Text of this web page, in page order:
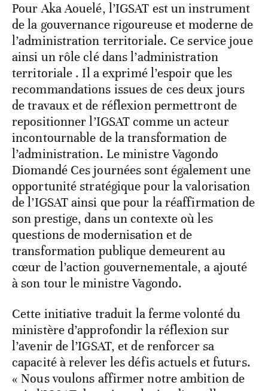
Pour Aka Aouelé, l’IGSAT est un instrument
de la gouvernance rigoureuse et moderne de
l’administration territoriale. Ce service joue
ainsi un rôle clé dans l’administration
territoriale . Il a exprimé l’espoir que les
recommandations issues de ces deux jours
de travaux et de réflexion permettront de
repositionner l’IGSAT comme un acteur
incontournable de la transformation de
l’administration. Le ministre Vagondo
Diomandé Ces journées sont également une
opportunité stratégique pour la valorisation
de l’IGSAT ainsi que pour la réaffirmation de
son prestige, dans un contexte où les
questions de modernisation et de
transformation publique demeurent au
cœur de l’action gouvernementale, a ajouté
à son tour le ministre Vagondo.
Cette initiative traduit la ferme volonté du
ministère d’approfondir la réflexion sur
l’avenir de l’IGSAT, et de renforcer sa
capacité à relever les défis actuels et futurs.
« Nous voulons affirmer notre ambition de